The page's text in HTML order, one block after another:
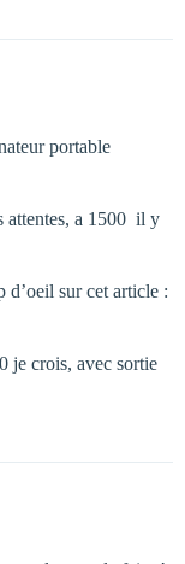
portable
a 1500  il y
d’oeil sur cet article :
je crois, avec sortie